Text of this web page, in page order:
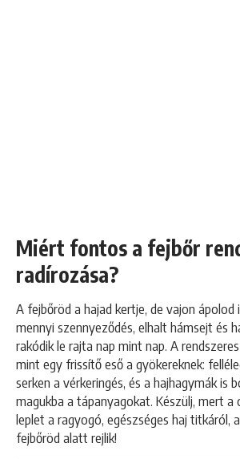
Miért fontos a fejbőr
radírozása?
A fejbőröd a hajad kertje, de vajon ápolod
mennyi szennyeződés, elhalt hámsejt és
rakódik le rajta nap mint nap. A
mint egy frissítő eső a gyökereknek:
serken a vérkeringés, és a hajhagymák is
magukba a tápanyagokat. Készülj, mert a
leplet a ragyogó, egészséges haj titkáról,
fejbőröd alatt rejlik!